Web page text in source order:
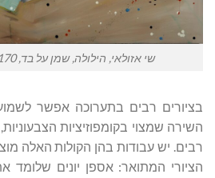
שי אזולאי, הילולה, שמן על בד, 178X170 ס"מ, 2013
בציורים רבים בתערוכה אפשר
השירה שמצוי בקומפוזיציות
רבים. יש עבודות בהן הקולות האלה
הציורי המתואר: אספן יונים שלומד